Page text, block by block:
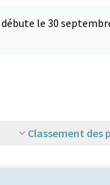
le 30
Classement des